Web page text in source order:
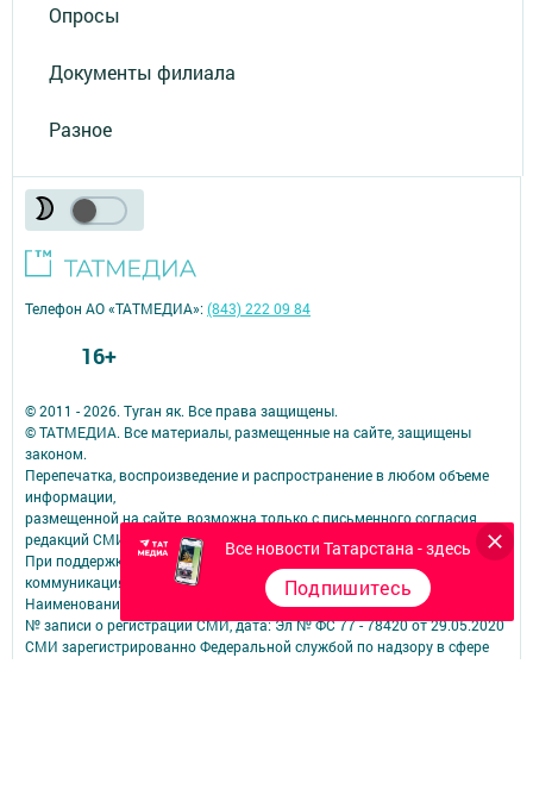
Опросы
Документы филиала
Разное
Все новости Татарстана - здесь
Подпишитесь
© 2011 - 2026. Туган як. Все права защищены.
© ТАТМЕДИА. Все материалы, размещенные на сайте, защищены
законом.
Перепечатка, воспроизведение и распространение в любом объеме
информации,
размещенной на сайте, возможна только с письменного согласия
редакций СМИ.
При поддержке Республиканского агентства по печати и массовым
коммуникациям.
Наименование СМИ: Туган як
№ записи о регистрации СМИ, дата: Эл № ФС 77 - 78420 от 29.05.2020
СМИ зарегистрированно Федеральной службой по надзору в сфере
Телефон АО «ТАТМЕДИА»:(843) 222 09 84
16+